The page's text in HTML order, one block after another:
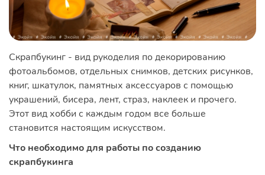
Скрапбукинг - вид рукоделия по декорированию
фотоальбомов, отдельных снимков, детских рисунков,
книг, шкатулок, памятных аксессуаров с помощью
украшений, бисера, лент, страз, наклеек и прочего.
Этот вид хобби с каждым годом все больше
становится настоящим искусством.
Что необходимо для работы по созданию
скрапбукинга